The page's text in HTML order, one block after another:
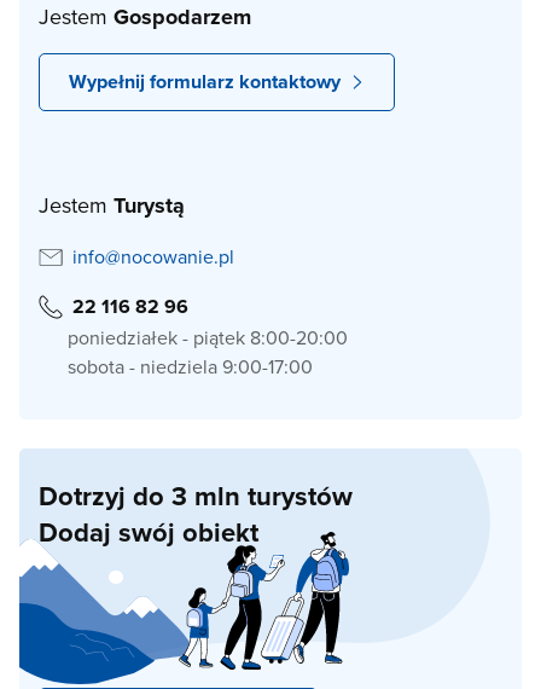
Jestem Gospodarzem
Wypełnij formularz kontaktowy
Jestem Turystą
info@nocowanie.pl
22 116 82 96
poniedziałek - piątek 8:00-20:00
sobota - niedziela 9:00-17:00
Dotrzyj do 3 mln turystów
Dodaj swój obiekt